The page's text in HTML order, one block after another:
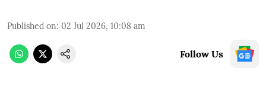
Published on: 02 Jul 2026, 10:08 am
Follow Us